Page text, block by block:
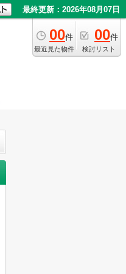
最終更新：2026年08月07日
00件
最近見た物件
00件
検討リスト